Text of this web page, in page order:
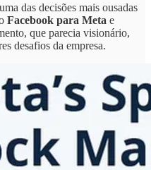
das decisões mais ousadas
Facebook para Meta e
que parecia visionário,
desafios da empresa.